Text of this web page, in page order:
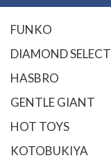
FUNKO
DIAMOND SELECT
HASBRO
GENTLE GIANT
HOT TOYS
KOTOBUKIYA